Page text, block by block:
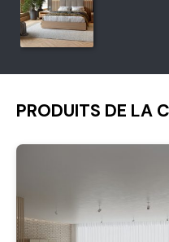
PRODUITS DE LA